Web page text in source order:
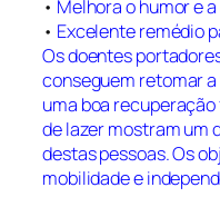
• Melhora o humor e
• Excelente remédio
Os doentes
conseguem retomar
uma boa
de lazer mostram um
destas pessoas. Os
mobilidade e